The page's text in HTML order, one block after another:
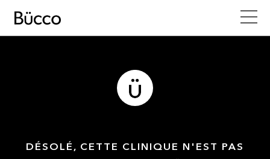
DÉSOLÉ, CETTE CLINIQUE N'EST PAS